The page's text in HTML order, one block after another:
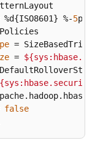
%d{ISO8601} %-5p
=
false